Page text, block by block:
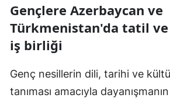
Gençlere Azerbaycan ve
Türkmenistan'da tatil
iş birliği
Genç nesillerin dili, tarihi ve
tanıması amacıyla